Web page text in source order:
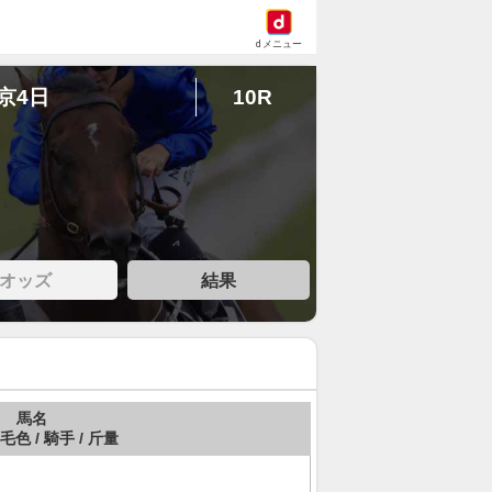
dメニュー
4日 10R
オッズ 結果
馬名
色 / 騎手 / 斤量